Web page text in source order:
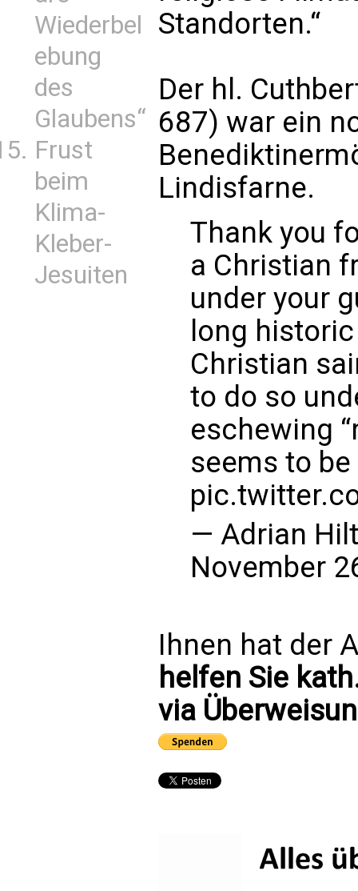
Wiederbel
ebung
des
Glaubens“
Frust
beim
Klima-
Kleber-
Jesuiten
Standorten.“
Der hl.
687) war ein
Lindisfarne.
Thank you
a Christian
under your
long
Christian
to do so
eschewing
seems to
— Adrian
November
Ihnen hat der
helfen Sie
via